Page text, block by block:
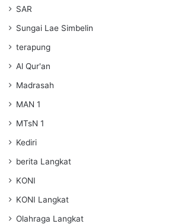
SAR
Sungai Lae Simbelin
terapung
Al Qur'an
Madrasah
MAN 1
MTsN 1
Kediri
berita Langkat
KONI
KONI Langkat
Olahraga Langkat